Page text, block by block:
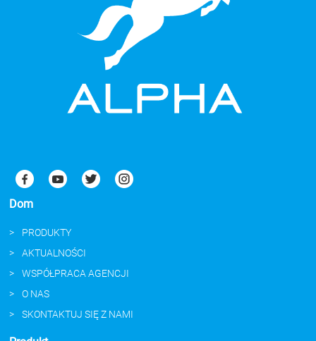
Dom
PRODUKTY
AKTUALNOŚCI
WSPÓŁPRACA AGENCJI
O NAS
SKONTAKTUJ SIĘ Z NAMI